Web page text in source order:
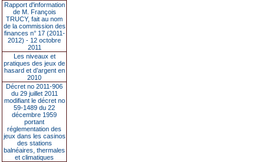
Rapport d'information
de M. François
TRUCY, fait au nom
de la commission des
finances n° 17 (2011-
2012) - 12 octobre
2011
Les niveaux et
pratiques des jeux de
hasard et d’argent en
2010
Décret no 2011-906
du 29 juillet 2011
modifiant le décret no
59-1489 du 22
décembre 1959
portant
réglementation des
jeux dans les casinos
des stations
balnéaires, thermales
et climatiques